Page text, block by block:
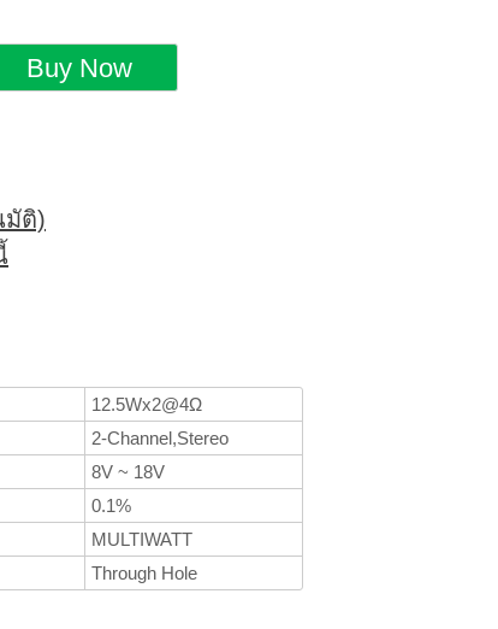
มัติ)
12.5Wx2@4Ω
2-Channel,Stereo
8V ~ 18V
0.1%
MULTIWATT
Through Hole